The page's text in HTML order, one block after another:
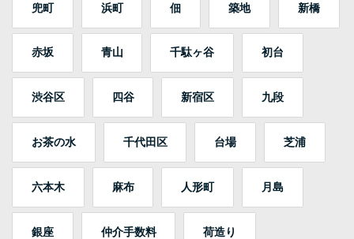
兜町 浜町 佃 築地 新橋
赤坂 青山 千駄ヶ谷 初台
渋谷区 四谷 新宿区 九段
お茶の水 千代田区 台場 芝浦
六本木 麻布 人形町 月島
銀座 仲介手数料 荷造り